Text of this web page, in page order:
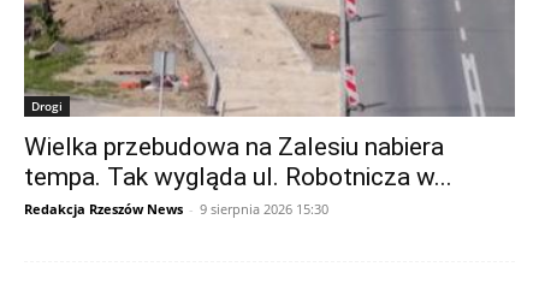
Drogi
Wielka przebudowa na Zalesiu nabiera
tempa. Tak wygląda ul. Robotnicza w...
Redakcja Rzeszów News - 9 sierpnia 2026 15:30